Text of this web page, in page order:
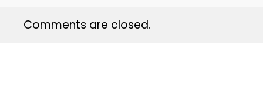
Comments are closed.